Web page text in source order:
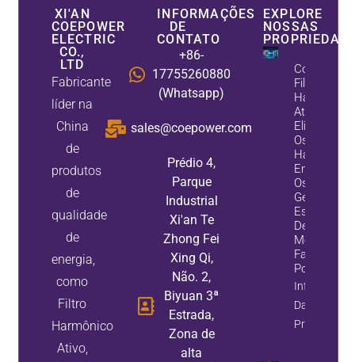
XI'AN
COEPOWER
ELECTRIC
CO.,
LTD
Fabricante
líder na
China
de
produtos
de
qualidade
de
energia,
como
Filtro
Harmônico
Ativo,
INFORMAÇÕES
DE
CONTATO
+86-
17755260880
(Whatsapp)
sales@coepower.com
Prédio 4,
Parque
Industrial
Xi'an Te
Zhong Fei
Xing Qi,
Não. 2,
Biyuan 3ª
Estrada,
Zona de
alta
EXPLORE
NOSSAS
Como Os
Filtros
Ativos
Eliminam
Os
Enquanto
Os
Geradores
Estáticos
De Var
Melhoram
Fator De
Potência
Da
Propriedade